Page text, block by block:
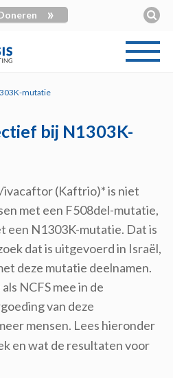
»
mutatie
bij N1303K-
(Kaftrio)* is niet
met een F508del-mutatie,
een N1303K-mutatie. Dat is
dat is uitgevoerd in Israël,
deze mutatie deelnamen.
NCFS mee in de
van deze
mensen. Lees hieronder
en wat de resultaten voor